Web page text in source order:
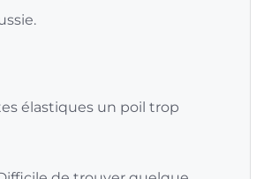
élastiques un poil trop